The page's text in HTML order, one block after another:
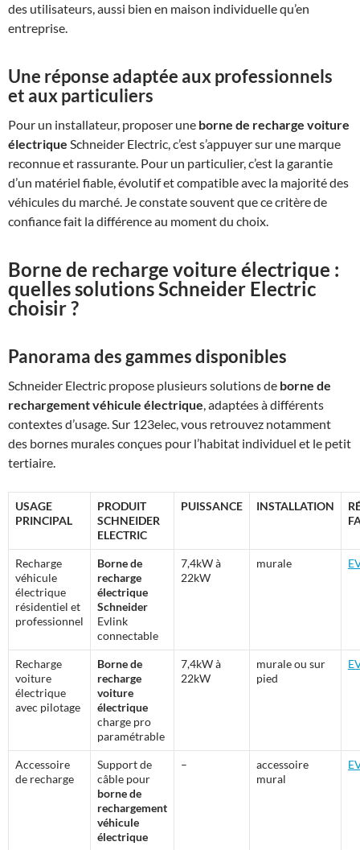
des utilisateurs, aussi bien en maison individuelle qu’en
entreprise.
Une réponse adaptée aux professionnels
et aux particuliers
Pour un installateur, proposer une borne de recharge voiture
électrique Schneider Electric, c’est s’appuyer sur une marque
reconnue et rassurante. Pour un particulier, c’est la garantie
d’un matériel fiable, évolutif et compatible avec la majorité des
véhicules du marché. Je constate souvent que ce critère de
confiance fait la différence au moment du choix.
Borne de recharge voiture électrique :
quelles solutions Schneider Electric
choisir ?
Panorama des gammes disponibles
Schneider Electric propose plusieurs solutions de borne de
rechargement véhicule électrique, adaptées à différents
contextes d’usage. Sur 123elec, vous retrouvez notamment
des bornes murales conçues pour l’habitat individuel et le petit
tertiaire.
USAGE
PRINCIPAL
PRODUIT
SCHNEIDER
ELECTRIC
PUISSANCE INSTALLATION
Recharge
véhicule
électrique
résidentiel et
professionnel
Borne de
recharge
électrique
Schneider
Evlink
connectable
7,4kW à
22kW
murale
Recharge
voiture
électrique
avec pilotage
Borne de
recharge
voiture
électrique
charge pro
paramétrable
7,4kW à
22kW
murale ou sur
pied
Accessoire
de recharge
Support de
câble pour
borne de
rechargement
véhicule
électrique
–
accessoire
mural